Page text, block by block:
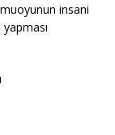
insani